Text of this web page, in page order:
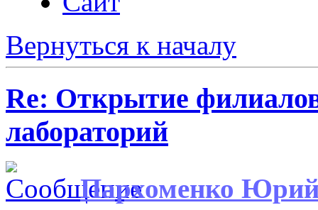
Вернуться к началу
Re: Открытие
лабораторий
Пархоменко